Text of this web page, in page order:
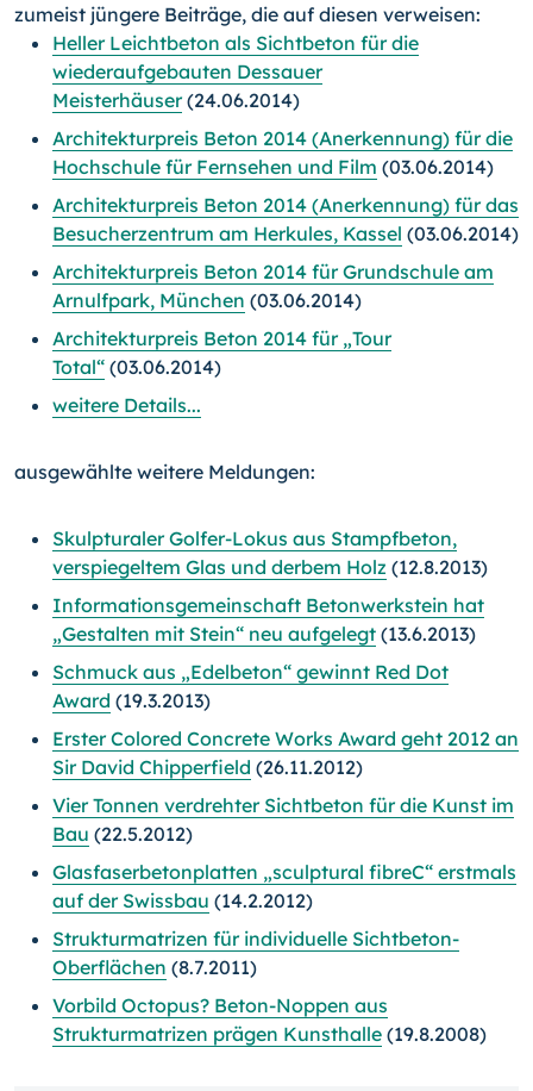
zumeist jüngere Beiträge, die auf diesen verweisen:
Heller Leichtbeton als Sichtbeton für die
wiederaufgebauten Dessauer
Meisterhäuser(24.06.2014)
Architekturpreis Beton 2014 (Anerkennung) für die
Hochschule für Fernsehen und Film (03.06.2014)
Architekturpreis Beton 2014 (Anerkennung) für das
Besucherzentrum am Herkules, Kassel (03.06.2014)
Architekturpreis Beton 2014 für Grundschule am
Arnulfpark, München (03.06.2014)
Architekturpreis Beton 2014 für „Tour
Total“ (03.06.2014)
weitere Details...
ausgewählte weitere Meldungen:
Skulpturaler Golfer-Lokus aus Stampfbeton,
verspiegeltem Glas und derbem Holz (12.8.2013)
Informationsgemeinschaft Betonwerkstein hat
„Gestalten mit Stein“ neu aufgelegt (13.6.2013)
Schmuck aus „Edelbeton“ gewinnt Red Dot
Award (19.3.2013)
Erster Colored Concrete Works Award geht 2012 an
Sir David Chipperfield (26.11.2012)
Vier Tonnen verdrehter Sichtbeton für die Kunst im
Bau (22.5.2012)
Glasfaserbetonplatten „sculptural fibreC“ erstmals
auf der Swissbau (14.2.2012)
Strukturmatrizen für individuelle Sichtbeton-
Oberflächen (8.7.2011)
Vorbild Octopus? Beton-Noppen aus
Strukturmatrizen prägen Kunsthalle (19.8.2008)